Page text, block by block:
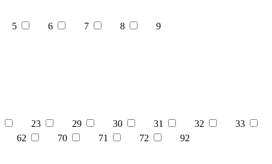
5 6 7 8
9
23 29 30 31 32 33
62 70 71 72
92